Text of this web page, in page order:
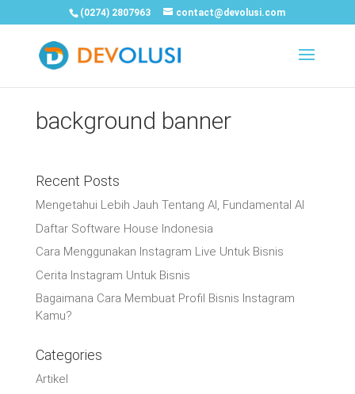
(0274) 2807963 contact@devolusi.com
background banner
Recent Posts
Mengetahui Lebih Jauh Tentang AI, Fundamental AI
Daftar Software House Indonesia
Cara Menggunakan Instagram Live Untuk Bisnis
Cerita Instagram Untuk Bisnis
Bagaimana Cara Membuat Profil Bisnis Instagram
Kamu?
Categories
Artikel